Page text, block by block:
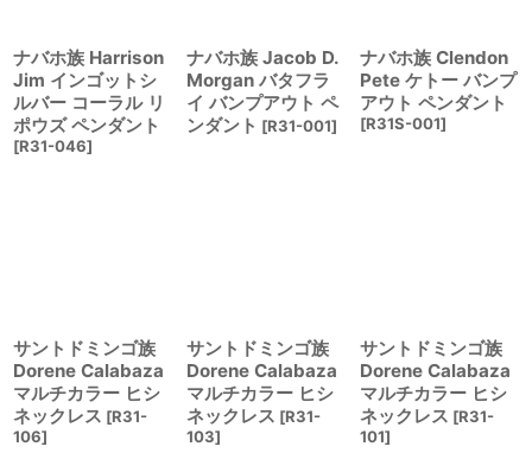
ナバホ族 Harrison
Jim インゴットシ
ルバー コーラル リ
ポウズ ペンダント
[R31-046]
ナバホ族 Jacob D.
Morgan バタフラ
イ バンプアウト ペ
ンダント [R31-001]
ナバホ族 Clendon
Pete ケトー バンプ
アウト ペンダント
[R31S-001]
サントドミンゴ族
Dorene Calabaza
マルチカラー ヒシ
ネックレス [R31-
106]
サントドミンゴ族
Dorene Calabaza
マルチカラー ヒシ
ネックレス [R31-
103]
サントドミンゴ族
Dorene Calabaza
マルチカラー ヒシ
ネックレス [R31-
101]